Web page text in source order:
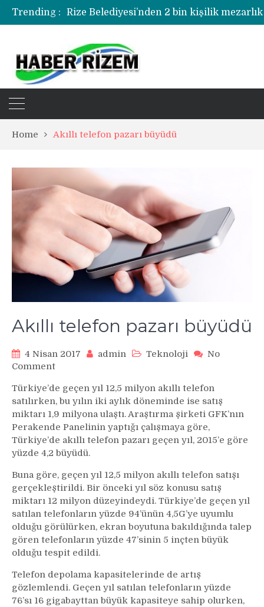
Trending :
Rize Belediyesi’nden 2 bin kişilik
Rize’de uyuşturucu operasyonunda 1
Home Akıllı telefon pazarı büyüdü
Akıllı telefon pazarı büyüdü
4 Nisan 2017 admin Teknoloji
No
Commenton
telefon
pazarı
büyüdü
Türkiye’de geçen yıl 12,5 milyon akıllı telefon
satılırken, bu yılın iki aylık döneminde ise satış
miktarı 1,9 milyona ulaştı. Araştırma şirketi GFK’nın
Perakende Panelinin yaptığı çalışmaya göre,
Türkiye’de akıllı telefon pazarı geçen yıl, 2015’e göre
yüzde 4,2 büyüdü.
Buna göre, geçen yıl 12,5 milyon akıllı telefon satışı
gerçekleştirildi. Bir önceki yıl söz konusu satış
miktarı 12 milyon düzeyindeydi. Türkiye’de geçen yıl
satılan telefonların yüzde 94’ünün 4,5G’ye uyumlu
olduğu görülürken, ekran boyutuna bakıldığında talep
gören telefonların yüzde 47’sinin 5 inçten büyük
olduğu tespit edildi.
Telefon depolama kapasitelerinde de artış
gözlemlendi. Geçen yıl satılan telefonların yüzde
76’sı 16 gigabayttan büyük kapasiteye sahip olurken,